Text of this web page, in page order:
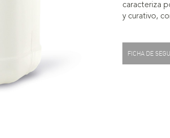
caracteriza
y curativo,
FICHA DE